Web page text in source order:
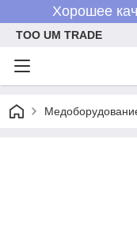
Хорошее
ТОО UM TRADE